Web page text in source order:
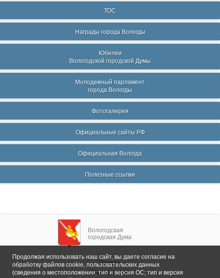
ТОС
Награды города Вологды
Юбилеи
Вологодской городской Думы
Молодежный парламент
города Вологды
Фотогалерея
Официальные сайты РФ
Официальная Вологда
Полезные ссылки
Вологодская
городская Дума
Главная
Общие сведения
Продолжая использовать наш сайт, вы даете согласие на
обработку файлов cookie, пользовательских данных
(сведения о местоположении; тип и версия ОС; тип и версия